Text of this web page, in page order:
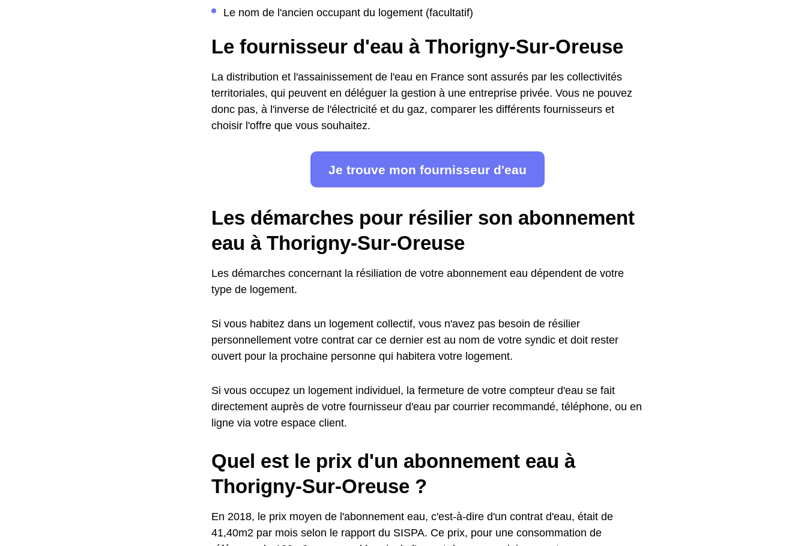
Le nom de l'ancien occupant du logement (facultatif)
Le fournisseur d'eau à Thorigny-Sur-Oreuse
La distribution et l'assainissement de l'eau en France sont assurés par les collectivités
territoriales, qui peuvent en déléguer la gestion à une entreprise privée. Vous ne pouvez
donc pas, à l'inverse de l'électricité et du gaz, comparer les différents fournisseurs et
choisir l'offre que vous souhaitez.
Je trouve mon fournisseur d'eau
Les démarches pour résilier son abonnement
eau à Thorigny-Sur-Oreuse
Les démarches concernant la résiliation de votre abonnement eau dépendent de votre
type de logement.
Si vous habitez dans un logement collectif, vous n'avez pas besoin de résilier
personnellement votre contrat car ce dernier est au nom de votre syndic et doit rester
ouvert pour la prochaine personne qui habitera votre logement.
Si vous occupez un logement individuel, la fermeture de votre compteur d'eau se fait
directement auprès de votre fournisseur d'eau par courrier recommandé, téléphone, ou en
ligne via votre espace client.
Quel est le prix d'un abonnement eau à
Thorigny-Sur-Oreuse ?
En 2018, le prix moyen de l'abonnement eau, c'est-à-dire d'un contrat d'eau, était de
41,40m2 par mois selon le rapport du SISPA. Ce prix, pour une consommation de